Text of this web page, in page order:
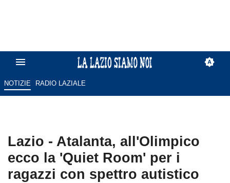
NOTIZIE RADIO LAZIALE
Lazio - Atalanta, all'Olimpico
ecco la 'Quiet Room' per i
ragazzi con spettro autistico